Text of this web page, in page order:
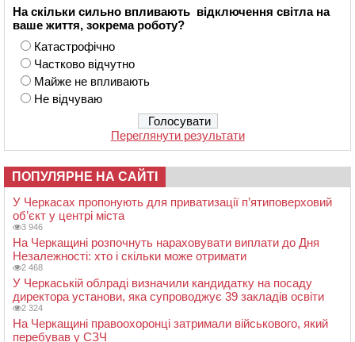
На скільки сильно впливають відключення світла на
ваше життя, зокрема роботу?
Катастрофічно
Частково відчутно
Майже не впливають
Не відчуваю
Переглянути результати
ПОПУЛЯРНЕ НА САЙТІ
У Черкасах пропонують для приватизації п’ятиповерховий
об’єкт у центрі міста
3 946
На Черкащині розпочнуть нараховувати виплати до Дня
Незалежності: хто і скільки може отримати
2 468
У Черкаській облраді визначили кандидатку на посаду
директора установи, яка супроводжує 39 закладів освіти
2 324
На Черкащині правоохоронці затримали військового, який
перебував у СЗЧ